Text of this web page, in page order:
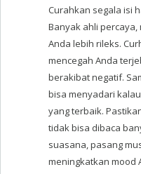
Curahkan segala isi
Banyak ahli
Anda lebih rileks.
mencegah Anda
berakibat negatif.
bisa menyadari
yang terbaik.
tidak bisa dibaca
suasana, pasang
meningkatkan mood